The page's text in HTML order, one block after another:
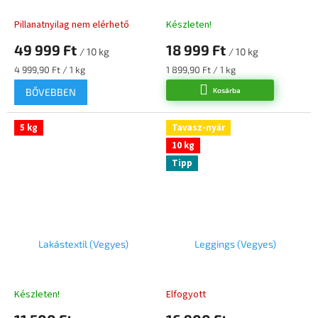
Pillanatnyilag nem elérhető
49 999 Ft / 10 kg
Egységár:
4 999,90 Ft / 1 kg
BŐVEBBEN
Készleten!
18 999 Ft / 10 kg
Egységár:
1 899,90 Ft / 1 kg
Kosárba
5 kg
Lakástextil (Vegyes)
Készleten!
Tavasz-nyár
10 kg
Tipp
Leggings (Vegyes)
Elfogyott